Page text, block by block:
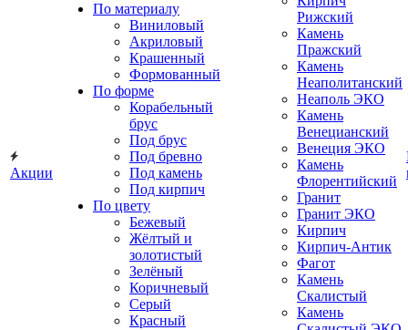
Акции
По материалу
Виниловый
Акриловый
Крашенный
Формованный
По форме
Корабельный
брус
Под брус
Под бревно
Под камень
Под кирпич
По цвету
Бежевый
Жёлтый и
золотистый
Зелёный
Коричневый
Серый
Красный
Рижский
Камень
Пражский
Камень
Неаполитанский
Неаполь ЭКО
Камень
Венецианский
Венеция ЭКО
Камень
Флорентийский
Гранит
Гранит ЭКО
Кирпич
Кирпич-Антик
Фагот
Камень
Скалистый
Камень